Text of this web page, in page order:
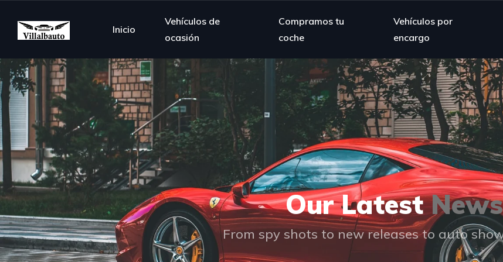
Inicio
Vehículos de
ocasión
Compramos tu
coche
Vehículos por
encargo
Our LatestNews
From spy shots to new releases to auto